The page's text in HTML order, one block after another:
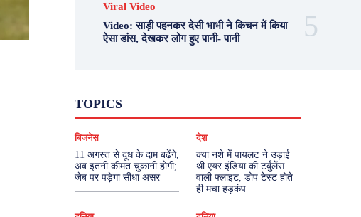
Viral Video
Video: साड़ी पहनकर देसी भाभी ने किचन में किया
ऐसा डांस, देखकर लोग हुए पानी- पानी
TOPICS
दुनिया
मनोरंजन
राजनीति वास्तु शास्त्र
More
बिजनेस
11 अगस्त से दूध के दाम बढ़ेंगे,
अब इतनी कीमत चुकानी होगी;
जेब पर पड़ेगा सीधा असर
देश
क्या नशे में पायलट ने उड़ाई
थी एयर इंडिया की टर्बुलेंस
वाली फ्लाइट, डोप टेस्ट होते
ही मचा हड़कंप